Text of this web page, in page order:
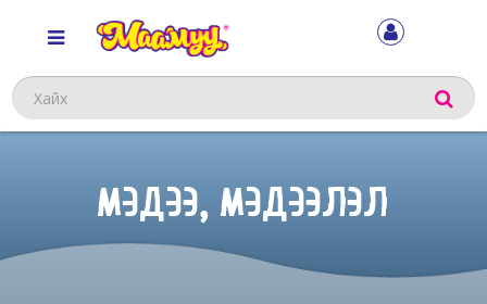
Хайх
МЭДЭЭ, МЭДЭЭЛЭЛ